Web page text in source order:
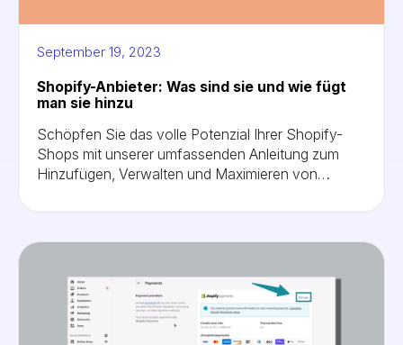
September 19, 2023
Shopify-Anbieter: Was sind sie und wie fügt
man sie hinzu
Schöpfen Sie das volle Potenzial Ihrer Shopify-
Shops mit unserer umfassenden Anleitung zum
Hinzufügen, Verwalten und Maximieren von
Sie wichtige Schritte und Expertentipps für eine
Erkunden Sie jetzt!